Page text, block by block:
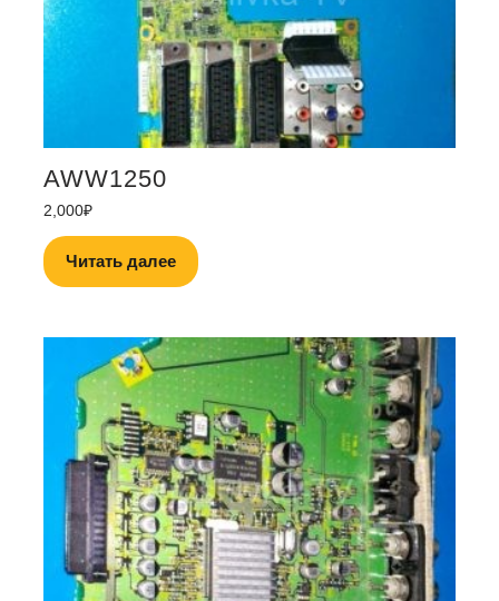
AWW1250
2,000₽
Читать далее